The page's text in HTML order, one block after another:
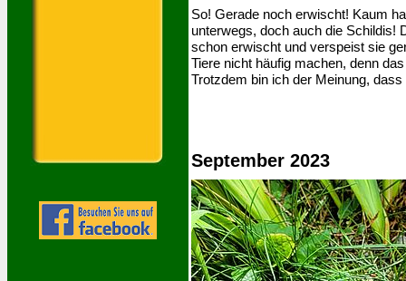
So! Gerade noch erwischt! Kaum
unterwegs, doch auch die Schildis!
schon erwischt und verspeist sie
Tiere nicht häufig machen, denn
Trotzdem bin ich der Meinung,
September 2023